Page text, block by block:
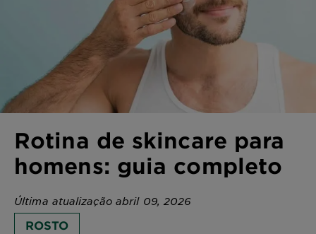
Rotina de skincare para
homens: guia completo
Última atualização abril 09, 2026
ROSTO